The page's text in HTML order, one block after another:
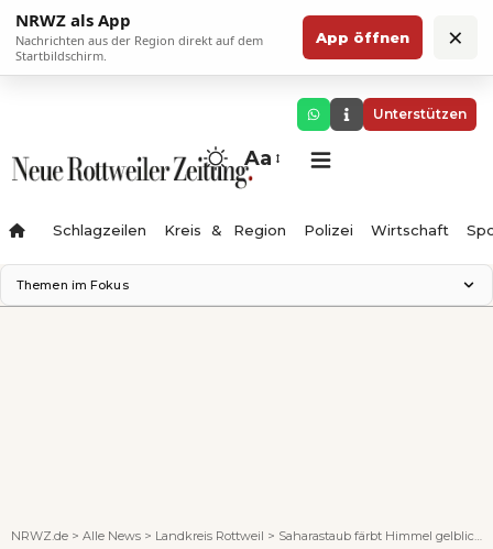
NRWZ als App
Nachrichten aus der Region direkt auf dem
Startbildschirm.
App öffnen ×
Unterstützen
Aa
Schlagzeilen Kreis & Region Polizei Wirtschaft
Themen im Fokus
NRWZ.de > Alle News > Landkreis Rottweil > Saharastaub färbt Himmel gelblich